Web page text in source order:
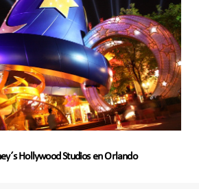
Hollywood Studios en Orlando